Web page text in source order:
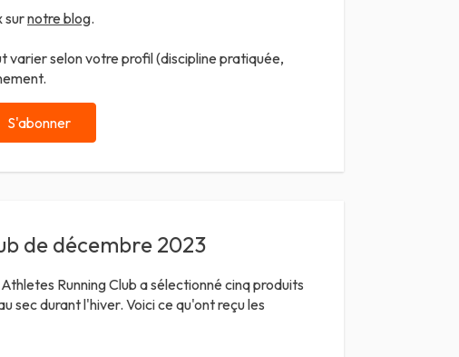
surnotre blog.
varier selon votre profil (discipline pratiquée,
S'abonner
de décembre 2023
Running Club a sélectionné cinq produits
sec durant l'hiver. Voici ce qu'ont reçu les